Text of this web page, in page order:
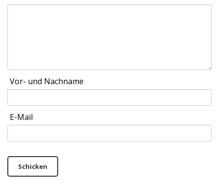
Vor- und Nachname
E-Mail
Schicken